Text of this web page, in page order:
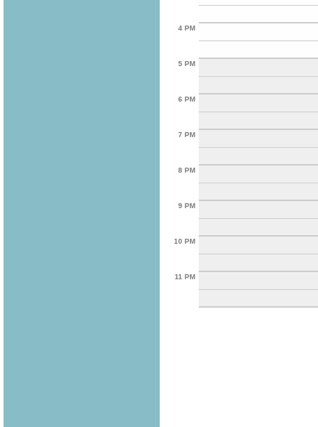
4 PM
5 PM
6 PM
7 PM
8 PM
9 PM
10 PM
11 PM